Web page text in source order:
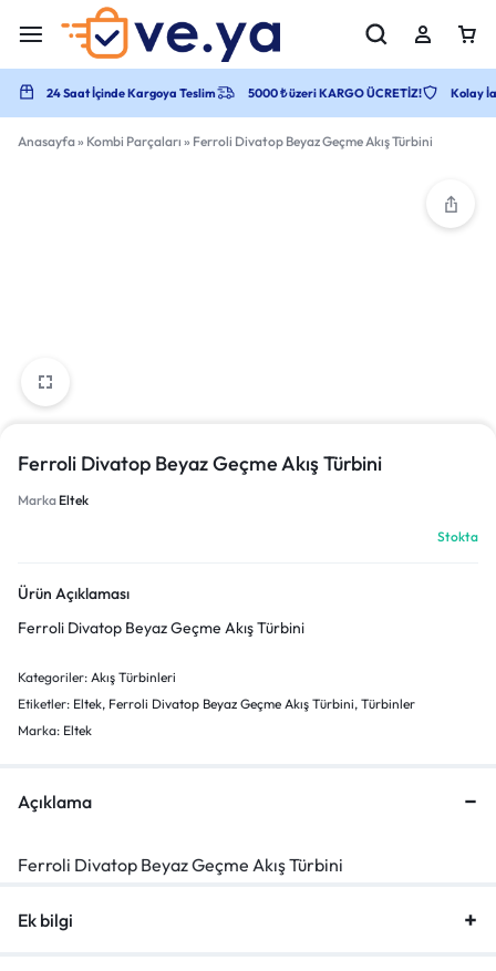
24 Saat İçinde Kargoya Teslim 5000 ₺ üzeri KARGO ÜCRETİZ! Kolay
Anasayfa» Kombi Parçaları » Ferroli Divatop Beyaz Geçme Akış Türbini
Ferroli Divatop Beyaz Geçme Akış Türbini
Marka Eltek
Stokta
Ürün Açıklaması
Ferroli Divatop Beyaz Geçme Akış Türbini
Kategoriler: Akış Türbinleri
Etiketler: Eltek, Ferroli Divatop Beyaz Geçme Akış Türbini, Türbinler
Marka: Eltek
Açıklama
Ferroli Divatop Beyaz Geçme Akış Türbini
Ek bilgi